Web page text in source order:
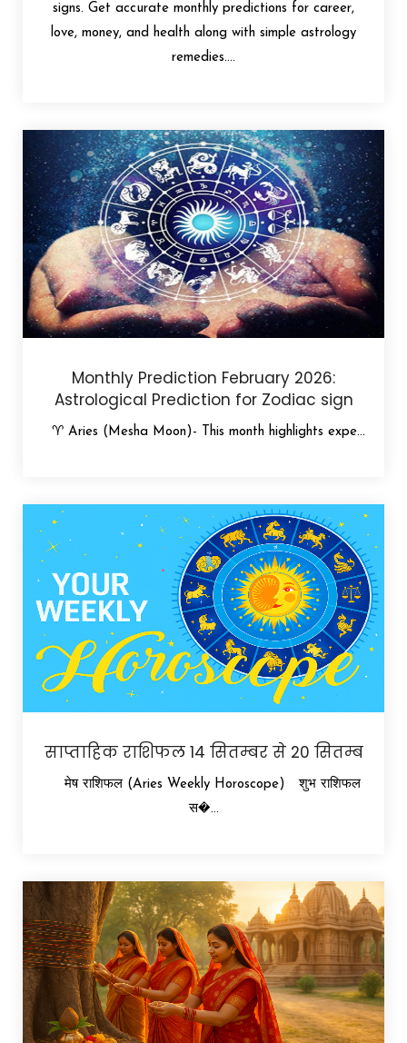
signs. Get accurate monthly predictions for career,
love, money, and health along with simple astrology
remedies....
Monthly Prediction February 2026:
Astrological Prediction for Zodiac sign
♈ Aries (Mesha Moon)- This month highlights expe...
साप्ताहिक राशिफल 14 सितम्बर से 20 सितम्ब
मेष राशिफल (Aries Weekly Horoscope) शुभ राशिफल
स�...